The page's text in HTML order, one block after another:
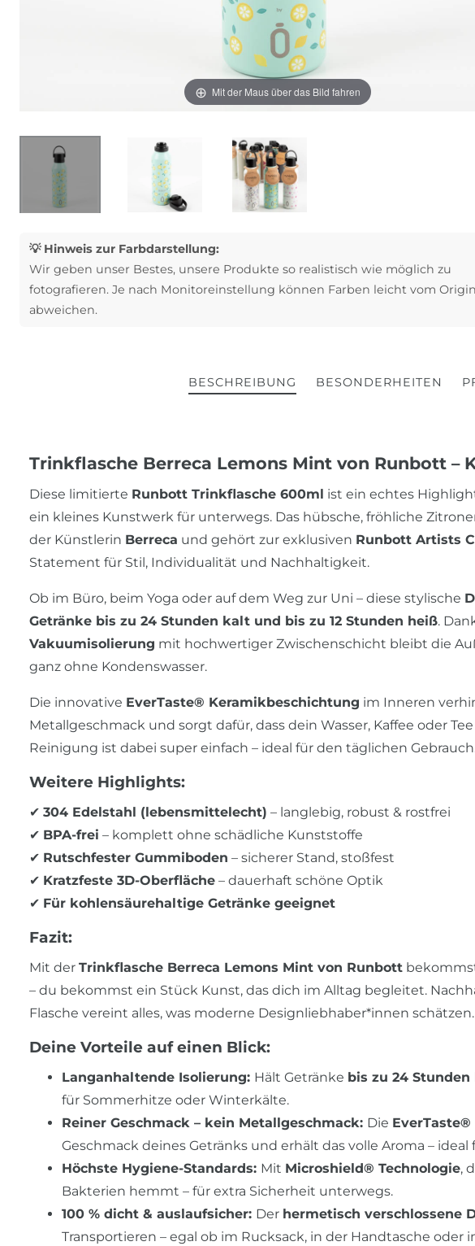
Mit der Maus über das Bild fahren
💡 Hinweis zur Farbdarstellung:
Wir geben unser Bestes, unsere Produkte so realistisch wie möglich zu
fotografieren. Je nach Monitoreinstellung können Farben leicht vom
abweichen.
BESCHREIBUNG BESONDERHEITEN
Trinkflasche Berreca Lemons Mint von Runbott
Diese limitierte Runbott Trinkflasche 600ml ist ein echtes
ein kleines Kunstwerk für unterwegs. Das hübsche, fröhliche
der Künstlerin Berreca und gehört zur exklusiven Runbott Artists
Statement für Stil, Individualität und Nachhaltigkeit.
Ob im Büro, beim Yoga oder auf dem Weg zur Uni – diese stylische
Getränke bis zu 24 Stunden kalt und bis zu 12 Stunden heiß.
Vakuumisolierung mit hochwertiger Zwischenschicht bleibt die
ganz ohne Kondenswasser.
Die innovative EverTaste® Keramikbeschichtung im Inneren
Metallgeschmack und sorgt dafür, dass dein Wasser, Kaffee oder
Reinigung ist dabei super einfach – ideal für den täglichen
Weitere Highlights:
✔ 304 Edelstahl (lebensmittelecht) – langlebig, robust & rostfrei
✔ BPA-frei – komplett ohne schädliche Kunststoffe
✔ Rutschfester Gummiboden – sicherer Stand, stoßfest
✔ Kratzfeste 3D-Oberfläche – dauerhaft schöne Optik
✔ Für kohlensäurehaltige Getränke geeignet
Fazit:
Mit der Trinkflasche Berreca Lemons Mint von Runbott
– du bekommst ein Stück Kunst, das dich im Alltag begleitet.
Flasche vereint alles, was moderne Designliebhaber*innen schätzen.
Deine Vorteile auf einen Blick:
Langanhaltende Isolierung: Hält Getränke bis zu 24
für Sommerhitze oder Winterkälte.
Reiner Geschmack – kein Metallgeschmack: Die
Geschmack deines Getränks und erhält das volle Aroma – ideal
Höchste Hygiene-Standards: Mit Microshield® Technologie,
Bakterien hemmt – für extra Sicherheit unterwegs.
100 % dicht & auslaufsicher: Der hermetisch verschlossene
Transportieren – egal ob im Rucksack, in der Handtasche oder